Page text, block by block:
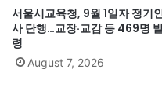
서울시교육청, 9월 1일자 정기
사 단행…교장·교감 등 469명
령
August 7, 2026